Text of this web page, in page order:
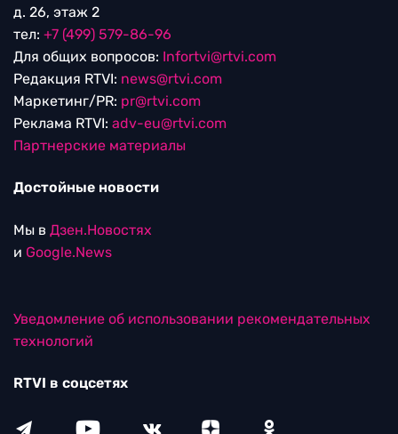
д. 26, этаж 2
тел: +7 (499) 579-86-96
Для общих вопросов: Infortvi@rtvi.com
Редакция RTVI: news@rtvi.com
Маркетинг/PR: pr@rtvi.com
Реклама RTVI: adv-eu@rtvi.com
Партнерские материалы
Достойные новости
Мы в Дзен.Новостях
и Google.News
Уведомление об использовании рекомендательных
технологий
RTVI в соцсетях